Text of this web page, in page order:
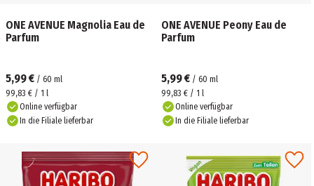
ONE AVENUE Magnolia Eau de
Parfum
5,99 € / 60 ml
99,83 € / 1 l
Online verfügbar
In die Filiale lieferbar
ONE AVENUE Peony Eau de
Parfum
5,99 € / 60 ml
99,83 € / 1 l
Online verfügbar
In die Filiale lieferbar